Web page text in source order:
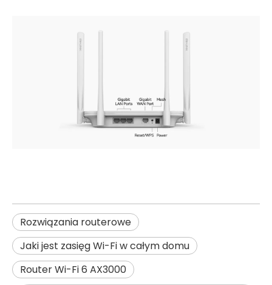
Rozwiązania routerowe
Jaki jest zasięg Wi-Fi w całym domu
Router Wi-Fi 6 AX3000